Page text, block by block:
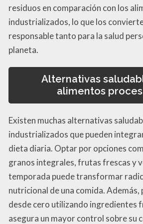
residuos en comparación con los
industrializados, lo que los
responsable tanto para la salud
planeta.
Alternativas
alimentos
Existen muchas alternativas
industrializados que pueden
dieta diaria. Optar por opciones
granos integrales, frutas frescas y
temporada puede transformar
nutricional de una comida.
desde cero utilizando ingredientes
asegura un mayor control sobre su